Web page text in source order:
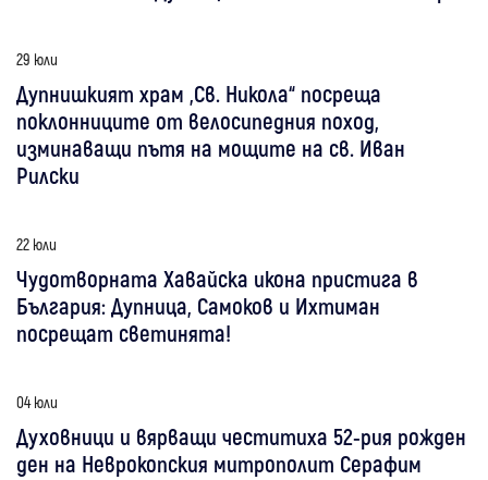
29 юли
Дупнишкият храм „Св. Никола“ посреща
поклонниците от велосипедния поход,
изминаващи пътя на мощите на св. Иван
Рилски
22 юли
Чудотворната Хавайска икона пристига в
България: Дупница, Самоков и Ихтиман
посрещат светинята!
04 юли
Духовници и вярващи честитиха 52-рия рожден
ден на Неврокопския митрополит Серафим